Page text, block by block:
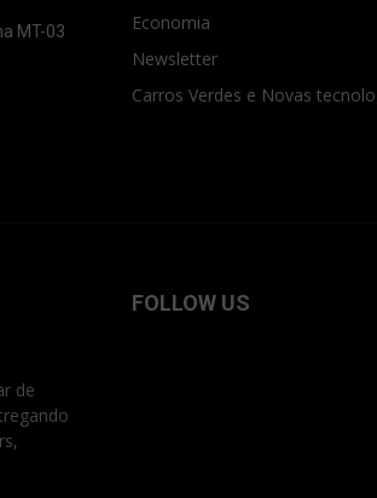
MT-03
Economia
Newsletter
Carros Verdes e Novas
de
FOLLOW US